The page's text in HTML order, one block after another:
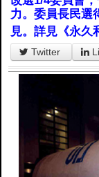
力。委員長民選
見。詳見《永久
Twitter